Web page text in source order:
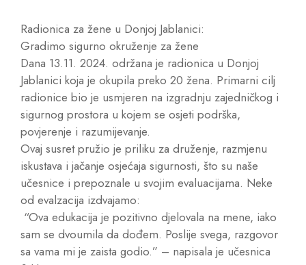
Radionica za žene u Donjoj Jablanici:
Gradimo sigurno okruženje za žene
Dana 13.11. 2024. održana je radionica u Donjoj
Jablanici koja je okupila preko 20 žena. Primarni cilj
radionice bio je usmjeren na izgradnju zajedničkog i
sigurnog prostora u kojem se osjeti podrška,
povjerenje i razumijevanje.
Ovaj susret pružio je priliku za druženje, razmjenu
iskustava i jačanje osjećaja sigurnosti, što su naše
učesnice i prepoznale u svojim evaluacijama. Neke
od evalzacija izdvajamo:
“Ova edukacija je pozitivno djelovala na mene, iako
sam se dvoumila da dođem. Poslije svega, razgovor
sa vama mi je zaista godio.” – napisala je učesnica